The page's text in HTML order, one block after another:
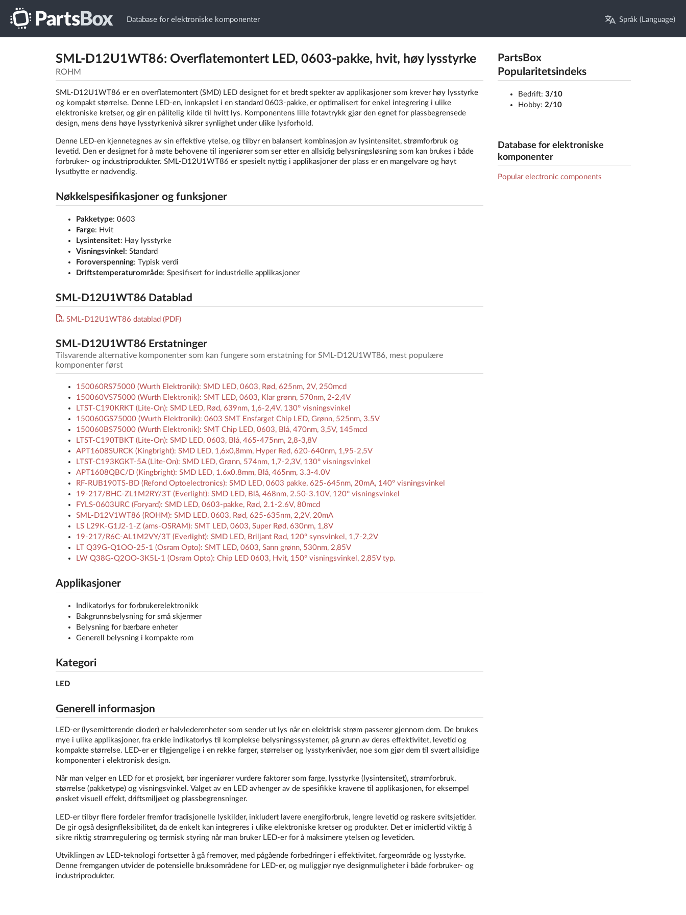
Database for elektroniske komponenter Språk (Language)
SML-D12U1WT86: Overflatemontert LED, 0603-pakke, hvit, høy lysstyrke
ROHM
SML-D12U1WT86 er en overflatemontert (SMD) LED designet for et bredt spekter av applikasjoner som krever høy lysstyrke
og kompakt størrelse. Denne LED-en, innkapslet i en standard 0603-pakke, er optimalisert for enkel integrering i ulike
elektroniske kretser, og gir en pålitelig kilde til hvitt lys. Komponentens lille fotavtrykk gjør den egnet for plassbegrensede
design, mens dens høye lysstyrkenivå sikrer synlighet under ulike lysforhold.
Denne LED-en kjennetegnes av sin effektive ytelse, og tilbyr en balansert kombinasjon av lysintensitet, strømforbruk og
levetid. Den er designet for å møte behovene til ingeniører som ser etter en allsidig belysningsløsning som kan brukes i både
forbruker- og industriprodukter. SML-D12U1WT86 er spesielt nyttig i applikasjoner der plass er en mangelvare og høyt
lysutbytte er nødvendig.
Nøkkelspesifikasjoner og funksjoner
Pakketype: 0603
Farge: Hvit
Lysintensitet: Høy lysstyrke
Visningsvinkel : Standard
Foroverspenning: Typisk verdi
Driftstemperaturområde: Spesifisert for industrielle applikasjoner
SML-D12U1WT86 Datablad
SML-D12U1WT86 datablad (PDF)
SML-D12U1WT86 Erstatninger
Tilsvarende alternative komponenter som kan fungere som erstatning for SML-D12U1WT86, mest populære
komponenter først
150060RS75000 (Wurth Elektronik): SMD LED, 0603, Rød, 625nm, 2V, 250mcd
150060VS75000 (Wurth Elektronik): SMT LED, 0603, Klar grønn, 570nm, 2-2,4V
LTST-C190KRKT (Lite-On): SMD LED, Rød, 639nm, 1,6-2,4V, 130° visningsvinkel
150060GS75000 (Wurth Elektronik): 0603 SMT Ensfarget Chip LED, Grønn, 525nm, 3.5V
150060BS75000 (Wurth Elektronik): SMT Chip LED, 0603, Blå, 470nm, 3,5V, 145mcd
LTST-C190TBKT (Lite-On): SMD LED, 0603, Blå, 465-475nm, 2,8-3,8V
APT1608SURCK (Kingbright): SMD LED, 1,6x0,8mm, Hyper Red, 620-640nm, 1,95-2,5V
LTST-C193KGKT-5A (Lite-On): SMD LED, Grønn, 574nm, 1,7-2,3V, 130° visningsvinkel
APT1608QBC/D (Kingbright): SMD LED, 1.6x0.8mm, Blå, 465nm, 3.3-4.0V
RF-RUB190TS-BD (Refond Optoelectronics): SMD LED, 0603 pakke, 625-645nm, 20mA, 140° visningsvinkel
19-217/BHC-ZL1M2RY/3T (Everlight): SMD LED, Blå, 468nm, 2.50-3.10V, 120° visningsvinkel
FYLS-0603URC (Foryard): SMD LED, 0603-pakke, Rød, 2.1-2.6V, 80mcd
SML-D12V1WT86 (ROHM): SMD LED, 0603, Rød, 625-635nm, 2,2V, 20mA
LS L29K-G1J2-1-Z (ams-OSRAM): SMT LED, 0603, Super Rød, 630nm, 1,8V
19-217/R6C-AL1M2VY/3T (Everlight): SMD LED, Briljant Rød, 120° synsvinkel, 1,7-2,2V
LT Q39G-Q1OO-25-1 (Osram Opto): SMT LED, 0603, Sann grønn, 530nm, 2,85V
LW Q38G-Q2OO-3K5L-1 (Osram Opto): Chip LED 0603, Hvit, 150° visningsvinkel, 2,85V typ.
Applikasjoner
Indikatorlys for forbrukerelektronikk
Bakgrunnsbelysning for små skjermer
Belysning for bærbare enheter
Generell belysning i kompakte rom
Kategori
LED
Generell informasjon
LED-er (lysemitterende dioder) er halvlederenheter som sender ut lys når en elektrisk strøm passerer gjennom dem. De brukes
mye i ulike applikasjoner, fra enkle indikatorlys til komplekse belysningssystemer, på grunn av deres effektivitet, levetid og
kompakte størrelse. LED-er er tilgjengelige i en rekke farger, størrelser og lysstyrkenivåer, noe som gjør dem til svært allsidige
komponenter i elektronisk design.
Når man velger en LED for et prosjekt, bør ingeniører vurdere faktorer som farge, lysstyrke (lysintensitet), strømforbruk,
størrelse (pakketype) og visningsvinkel. Valget av en LED avhenger av de spesifikke kravene til applikasjonen, for eksempel
ønsket visuell effekt, driftsmiljøet og plassbegrensninger.
LED-er tilbyr flere fordeler fremfor tradisjonelle lyskilder, inkludert lavere energiforbruk, lengre levetid og raskere svitsjetider.
De gir også designfleksibilitet, da de enkelt kan integreres i ulike elektroniske kretser og produkter. Det er imidlertid viktig å
sikre riktig strømregulering og termisk styring når man bruker LED-er for å maksimere ytelsen og levetiden.
Utviklingen av LED-teknologi fortsetter å gå fremover, med pågående forbedringer i effektivitet, fargeområde og lysstyrke.
Denne fremgangen utvider de potensielle bruksområdene for LED-er, og muliggjør nye designmuligheter i både forbruker- og
industriprodukter.
PartsBox
Popularitetsindeks
Bedrift: 3/10
Hobby: 2/10
Database for elektroniske
komponenter
Popular electronic components